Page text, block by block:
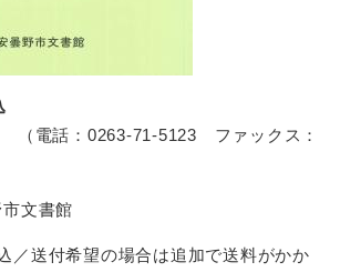
電話：0263-71-5123 ファックス：
文書館
／送付希望の場合は追加で送料がかか